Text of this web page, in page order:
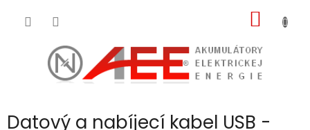
Datový a nabíjecí kabel USB -